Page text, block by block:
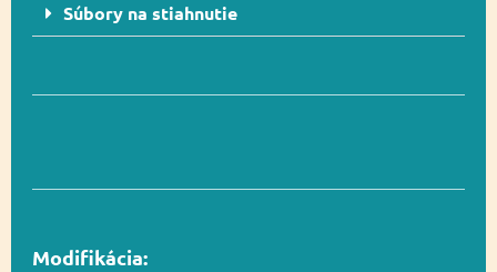
Rozmer 50 x 65 cm
Súbory na stiahnutie
Modifikácia: